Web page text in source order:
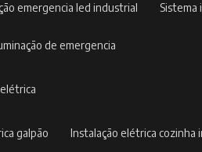
emergencia led industrial
de emergencia
galpão instalação elétrica cozinha